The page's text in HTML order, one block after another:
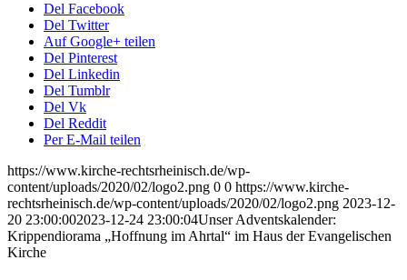
Del Facebook
Del Twitter
Auf Google+ teilen
Del Pinterest
Del Linkedin
Del Tumblr
Del Vk
Del Reddit
Per E-Mail teilen
https://www.kirche-rechtsrheinisch.de/wp-
content/uploads/2020/02/logo2.png 0 0 https://www.kirche-
rechtsrheinisch.de/wp-content/uploads/2020/02/logo2.png 2023-12-
20 23:00:002023-12-24 23:00:04Unser Adventskalender:
Krippendiorama „Hoffnung im Ahrtal“ im Haus der Evangelischen
Kirche